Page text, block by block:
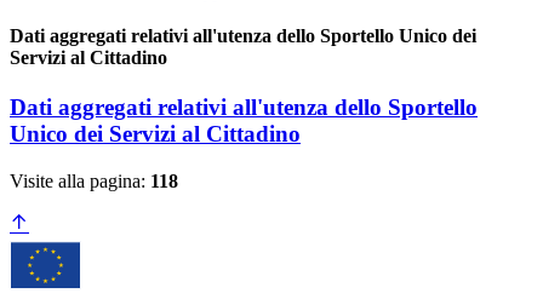
Dati aggregati relativi all'utenza dello Sportello Unico dei
Servizi al Cittadino
Dati aggregati relativi all'utenza dello Sportello
Unico dei Servizi al Cittadino
Visite alla pagina: 118